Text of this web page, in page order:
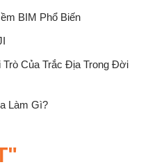
BIM Phổ Biến
Của Trắc Địa Trong Đời
Làm Gì?